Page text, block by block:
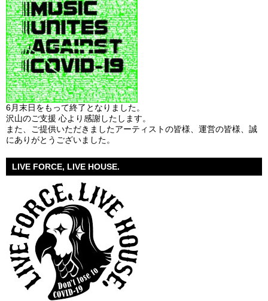
6月末日をもって終了となりました。
沢山のご支援 心より感謝したします。
また、ご提供いただきましたアーティストの皆様、運営の皆様、誠
にありがとうございました。
LIVE FORCE, LIVE HOUSE.